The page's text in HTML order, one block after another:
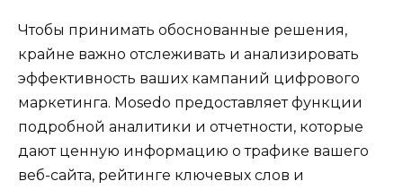
Чтобы принимать обоснованные решения,
крайне важно отслеживать и анализировать
эффективность ваших кампаний цифрового
маркетинга. Mosedo предоставляет функции
подробной аналитики и отчетности, которые
дают ценную информацию о трафике вашего
веб-сайта, рейтинге ключевых слов и